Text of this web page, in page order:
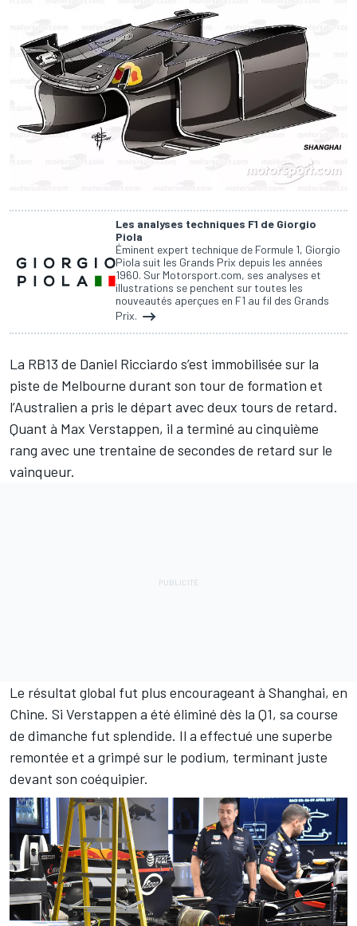
Les analyses techniques F1 de Giorgio
Piola
Éminent expert technique de Formule 1, Giorgio
Piola suit les Grands Prix depuis les années
1960. Sur Motorsport.com, ses analyses et
illustrations se penchent sur toutes les
nouveautés aperçues en F1 au fil des Grands
Prix.
La RB13 de Daniel Ricciardo s’est immobilisée sur la
piste de Melbourne durant son tour de formation et
l’Australien a pris le départ avec deux tours de retard.
Quant à Max Verstappen, il a terminé au cinquième
rang avec une trentaine de secondes de retard sur le
vainqueur.
Le résultat global fut plus encourageant à Shanghai, en
Chine. Si Verstappen a été éliminé dès la Q1, sa course
de dimanche fut splendide. Il a effectué une superbe
remontée et a grimpé sur le podium, terminant juste
devant son coéquipier.